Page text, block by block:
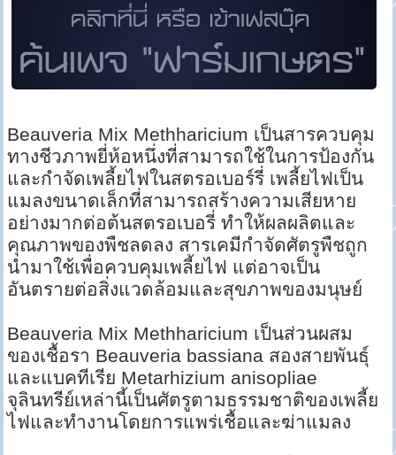
Beauveria Mix Methharicium เป็นสารควบคุม
ทางชีวภาพยี่ห้อหนึ่งที่สามารถใช้ในการป้องกัน
และกำจัดเพลี้ยไฟในสตรอเบอร์รี่ เพลี้ยไฟเป็น
แมลงขนาดเล็กที่สามารถสร้างความเสียหาย
อย่างมากต่อต้นสตรอเบอรี่ ทำให้ผลผลิตและ
คุณภาพของพืชลดลง สารเคมีกำจัดศัตรูพืชถูก
นำมาใช้เพื่อควบคุมเพลี้ยไฟ แต่อาจเป็น
อันตรายต่อสิ่งแวดล้อมและสุขภาพของมนุษย์
Beauveria Mix Methharicium เป็นส่วนผสม
ของเชื้อรา Beauveria bassiana สองสายพันธุ์
และแบคทีเรีย Metarhizium anisopliae
จุลินทรีย์เหล่านี้เป็นศัตรูตามธรรมชาติของเพลี้ย
ไฟและทำงานโดยการแพร่เชื้อและฆ่าแมลง